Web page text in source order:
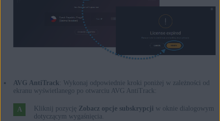
AVG AntiTrack : Wykonaj odpowiednie kroki poniżej w zależności od
ekranu wyświetlanego po otwarciu AVG AntiTrack:
Kliknij pozycję Zobacz opcje subskrypcji w oknie dialogowym
dotyczącym wygaśnięcia.